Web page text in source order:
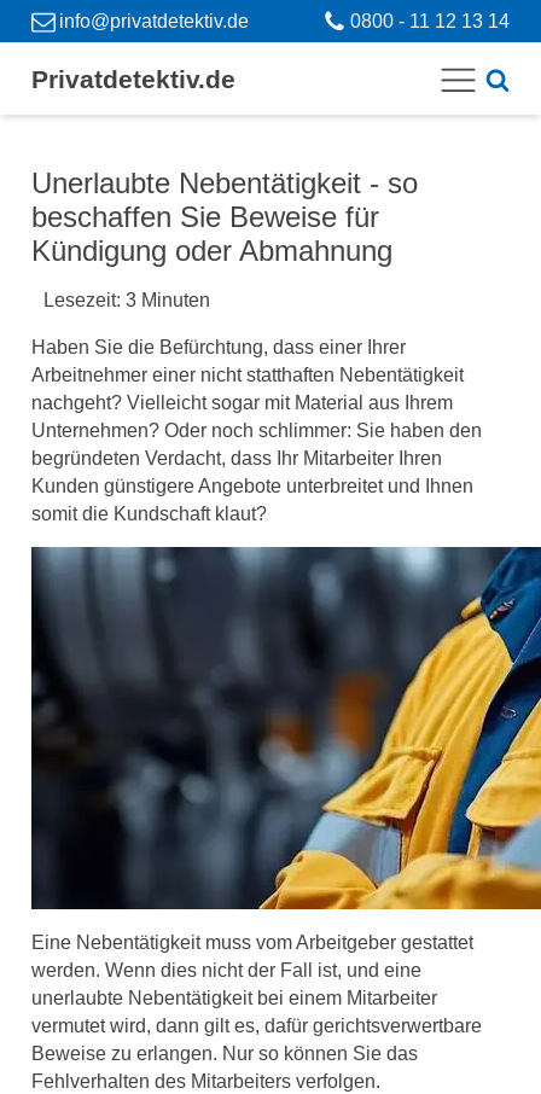
info@privatdetektiv.de 0800 - 11 12 13 14
Privatdetektiv.de
Unerlaubte Nebentätigkeit - so
beschaffen Sie Beweise für
Kündigung oder Abmahnung
Lesezeit: 3 Minuten
Haben Sie die Befürchtung, dass einer Ihrer
Arbeitnehmer einer nicht statthaften Nebentätigkeit
nachgeht? Vielleicht sogar mit Material aus Ihrem
Unternehmen? Oder noch schlimmer: Sie haben den
begründeten Verdacht, dass Ihr Mitarbeiter Ihren
Kunden günstigere Angebote unterbreitet und Ihnen
somit die Kundschaft klaut?
Eine Nebentätigkeit muss vom Arbeitgeber gestattet
werden. Wenn dies nicht der Fall ist, und eine
unerlaubte Nebentätigkeit bei einem Mitarbeiter
vermutet wird, dann gilt es, dafür gerichtsverwertbare
Beweise zu erlangen. Nur so können Sie das
Fehlverhalten des Mitarbeiters verfolgen.